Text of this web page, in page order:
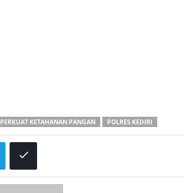
PERKUAT KETAHANAN PANGAN POLRES KEDIRI